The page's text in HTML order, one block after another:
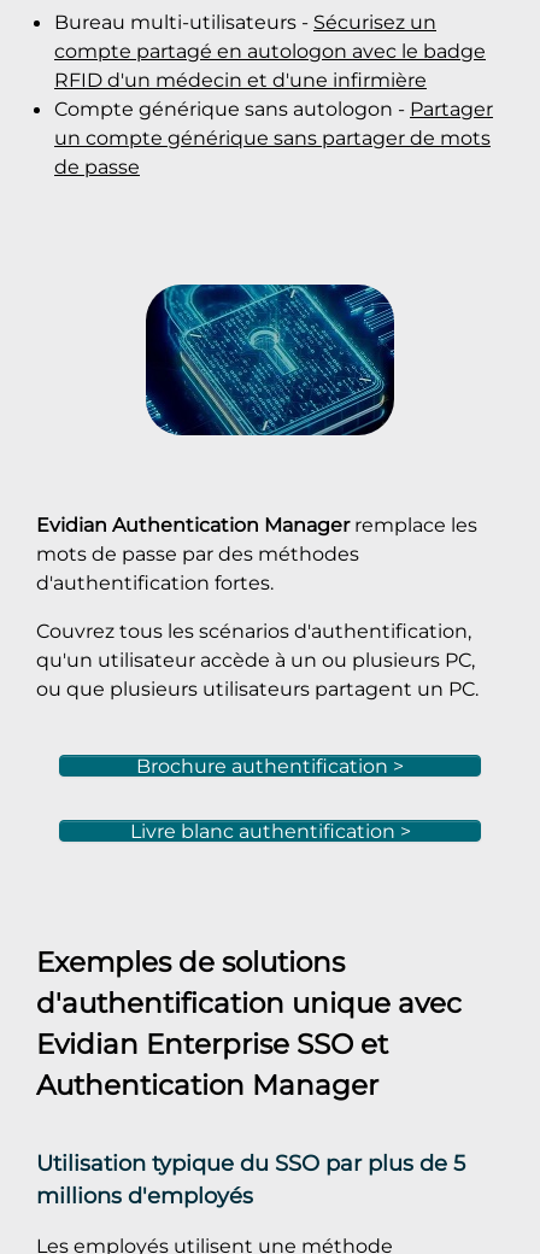
Bureau multi-utilisateurs - Sécurisez un
compte partagé en autologon avec le badge
RFID d'un médecin et d'une infirmière
Compte générique sans autologon - Partager
un compte générique sans partager de mots
de passe
Evidian Authentication Managerremplace les
mots de passe par des méthodes
d'authentification fortes.
Couvrez tous les scénarios d'authentification,
qu'un utilisateur accède à un ou plusieurs PC,
ou que plusieurs utilisateurs partagent un PC.
Brochure authentification >
Livre blanc authentification >
Exemples de solutions
d'authentification unique avec
Evidian Enterprise SSO et
Authentication Manager
Utilisation typique du SSO par plus de 5
millions d'employés
Les employés utilisent une méthode